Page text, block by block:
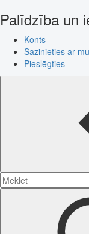
Palīdzība un
Konts
Sazinieties ar
Pieslēgties